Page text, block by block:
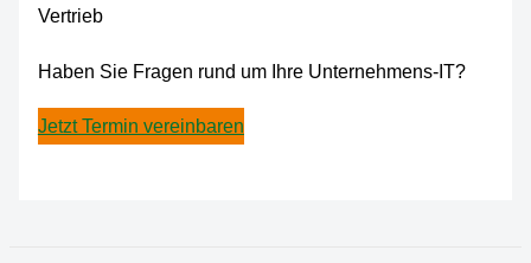
Vertrieb
Haben Sie Fragen rund um Ihre Unternehmens-IT?
Jetzt Termin vereinbaren